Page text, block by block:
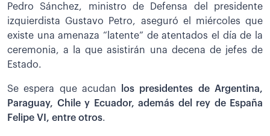
Pedro Sánchez, ministro de Defensa del presidente
izquierdista Gustavo Petro, aseguró el miércoles que
existe una amenaza “latente” de atentados el día de la
ceremonia, a la que asistirán una decena de jefes de
Estado.
Se espera que acudan
los presidentes de Argentina,
Paraguay, Chile y Ecuador, además del rey de España
Felipe VI, entre otros.